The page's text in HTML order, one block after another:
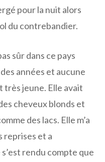
pour la nuit alors
du contrebandier.
sûr dans ce pays
années et aucune
très jeune. Elle avait
cheveux blonds et
des lacs. Elle m’a
reprises et a
rendu compte que